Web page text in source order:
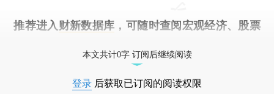
推荐进入 财新数据库 ，可随时查阅宏观经济、股票
本文共计0字 订阅后继续阅读
登录 后获取已订阅的阅读权限